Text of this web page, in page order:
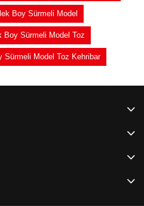
Boy Sürmeli Model
Boy Sürmeli Model Toz
Sürmeli Model Toz Kehribar